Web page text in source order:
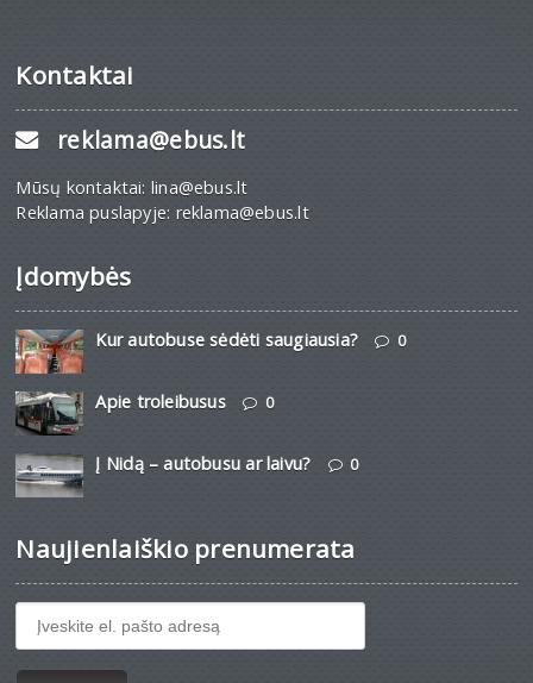
Kontaktai
reklama@ebus.lt
Mūsų kontaktai: lina@ebus.lt
Reklama puslapyje: reklama@ebus.lt
Įdomybės
Kur autobuse sėdėti saugiausia? 0
Apie troleibusus 0
Į Nidą – autobusu ar laivu? 0
Naujienlaiškio prenumerata